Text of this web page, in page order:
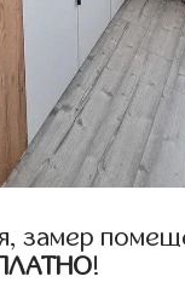
!